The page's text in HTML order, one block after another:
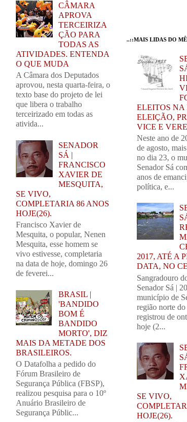
CÂMARA
APROVA
TERCEIRIZA
ÇÃO PARA
TODAS AS
ATIVIDADES. ENTENDA
O QUE MUDA
A Câmara dos Deputados
aprovou, nesta quarta-feira, o
texto base do projeto de lei
que libera o trabalho
terceirizado em todas as
ativida...
SENADOR
SÁ |
FRANCISCO
XAVIER DE
MESQUITA,
SE VIVO,
COMPLETARIA 86 ANOS
HOJE(26).
Francisco Xavier de
Mesquita, o popular, Nenen
Mesquita, esse homem se
vivo estivesse, completaria
na data de hoje, domingo 26
de feverei...
BRASIL |
'BANDIDO
BOM É
BANDIDO
MORTO', DIZ
MAIS DA METADE DOS
BRASILEIROS.
O Datafolha a pedido do
Fórum Brasileiro de
Segurança Pública (FBSP),
realizou pesquisa para o 10º
Anuário Brasileiro de
Segurança Públic...
..::MAIS LIDAS DO
ELEITOS NA
ELEIÇÃO,
VICE E
Neste ano de
de agosto,
no dia 23, o
Senador Sá
anos de
política, e...
2017, ATÉ A
DATA, NO
Sangradouro
Senador Sá |
município de
região norte do
registrou de
hoje (2...
SE VIVO,
HOJE(26).